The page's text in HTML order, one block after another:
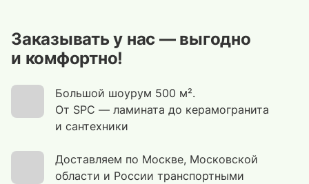
Заказывать у нас — выгодно
и комфортно!
Большой шоурум 500 м².
От SPC — ламината до керамогранита
и сантехники
Доставляем по Москве, Московской
области и России транспортными